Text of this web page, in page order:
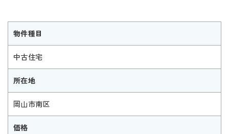
物件種目
中古住宅
所在地
岡山市南区
価格